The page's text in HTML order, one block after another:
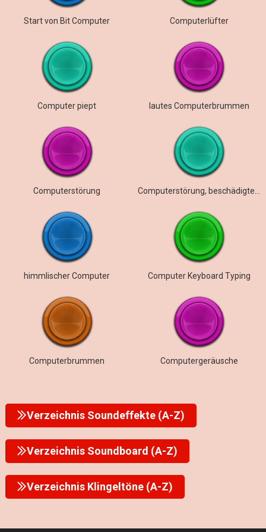
Start von Bit Computer Computerlüfter
Computer piept lautes Computerbrummen
Computerstörung
himmlischer Computer Computer Keyboard Typing
Computerbrummen Computergeräusche
Verzeichnis Soundeffekte (A-Z)
Verzeichnis Soundboard (A-Z)
Verzeichnis Klingeltöne (A-Z)